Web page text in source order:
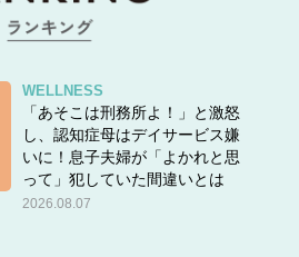
WELLNESS
「あそこは刑務所よ！」と激怒
し、認知症母はデイサービス嫌
いに！息子夫婦が「よかれと思
って」犯していた間違いとは
2026.08.07